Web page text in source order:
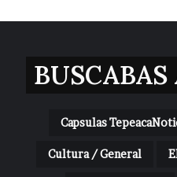
Capsulas
Cultura / General